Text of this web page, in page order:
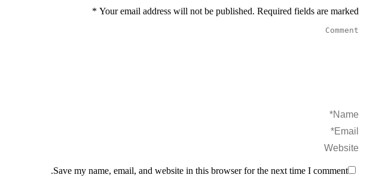
Your email address will not be published. Required fields are marked
*
Comment
Name *
Email *
Website
Save my name, email, and website in this browser for the next time I comment.